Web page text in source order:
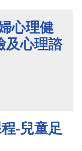
心理健
及心理諮
-兒童足